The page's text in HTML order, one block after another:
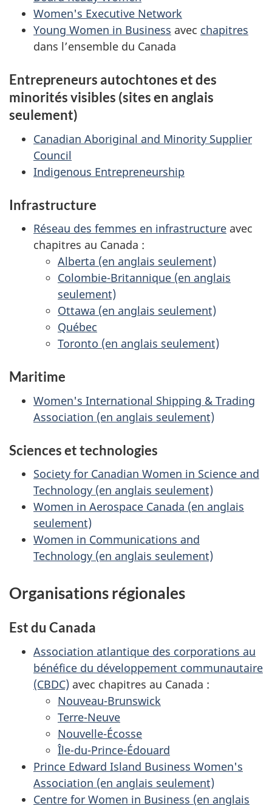
Women's Executive Network
Young Women in Business avec chapitres
dans l’ensemble du Canada
Entrepreneurs autochtones et des
minorités visibles (sites en anglais
seulement)
Canadian Aboriginal and Minority Supplier
Council
Indigenous Entrepreneurship
Infrastructure
Réseau des femmes en infrastructure avec
chapitres au Canada :
Alberta (en anglais seulement)
Colombie-Britannique (en anglais
seulement)
Ottawa (en anglais seulement)
Québec
Toronto (en anglais seulement)
Maritime
Women's International Shipping & Trading
Association (en anglais seulement)
Sciences et technologies
Society for Canadian Women in Science and
Technology (en anglais seulement)
Women in Aerospace Canada (en anglais
seulement)
Women in Communications and
Technology (en anglais seulement)
Organisations régionales
Est du Canada
Association atlantique des corporations au
bénéfice du développement communautaire
(CBDC) avec chapitres au Canada :
Nouveau-Brunswick
Terre-Neuve
Nouvelle-Écosse
Île-du-Prince-Édouard
Prince Edward Island Business Women's
Association (en anglais seulement)
Centre for Women in Business (en anglais